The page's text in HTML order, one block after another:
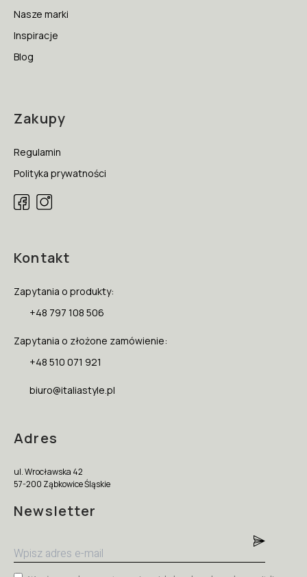
Nasze marki
Inspiracje
Blog
Zakupy
Regulamin
Polityka prywatności
Kontakt
Zapytania o produkty:
+48 797 108 506
Zapytania o złożone zamówienie:
+48 510 071 921
biuro@italiastyle.pl
Adres
ul. Wrocławska 42
57-200 Ząbkowice Śląskie
Newsletter